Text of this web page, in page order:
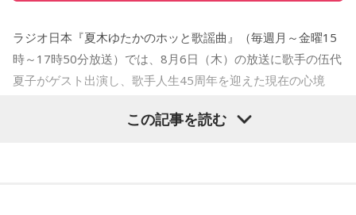
ラジオ日本『夏木ゆたかのホッと歌謡曲』（毎週月～金曜15
時～17時50分放送）では、8月6日（木）の放送に歌手の伍代
夏子がゲスト出演し、歌手人生45周年を迎えた現在の心境
この記事を読む